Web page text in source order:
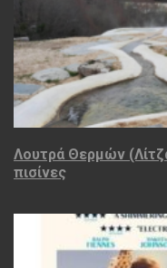
Λουτρά Θερμών
πισίνες